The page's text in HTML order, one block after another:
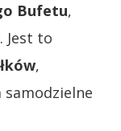
Bufetu,
Jest to
,
samodzielne